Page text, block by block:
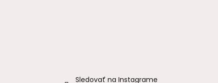
Sledovať na Instagrame